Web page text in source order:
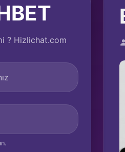
? Hizlichat.com